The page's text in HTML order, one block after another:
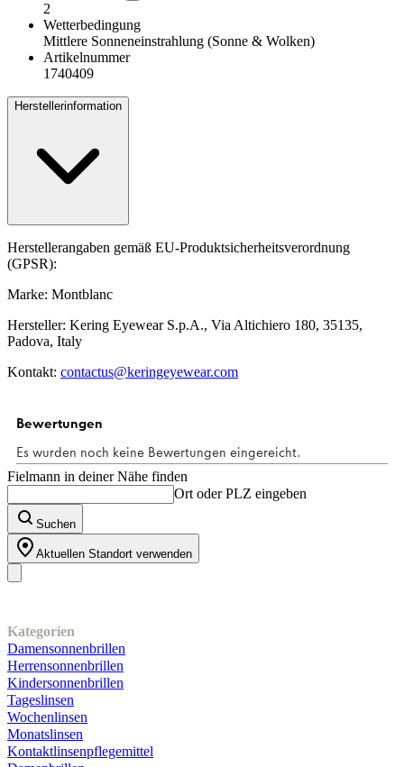
2
Wetterbedingung
Mittlere Sonneneinstrahlung (Sonne & Wolken)
Artikelnummer
1740409
Herstellerinformation
Herstellerangaben gemäß EU-Produktsicherheitsverordnung
(GPSR):
Marke: Montblanc
Hersteller: Kering Eyewear S.p.A., Via Altichiero 180, 35135,
Padova, Italy
Kontakt: contactus@keringeyewear.com
Fielmann in deiner Nähe finden
Ort oder PLZ eingeben
Suchen
Aktuellen Standort verwenden
Kategorien
Damensonnenbrillen
Herrensonnenbrillen
Kindersonnenbrillen
Tageslinsen
Wochenlinsen
Monatslinsen
Kontaktlinsenpflegemittel